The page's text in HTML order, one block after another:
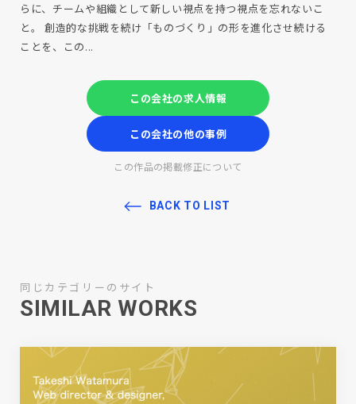
らに、チームや組織として新しい視点を持つ視点を忘れないこ
と。 創造的な挑戦を続け「ものづくり」の形を進化させ続ける
ことを、この...
この会社の求人情報
この会社の他の事例
この作品の掲載修正について
BACK TO LIST
同じカテゴリーのサイト
SIMILAR WORKS